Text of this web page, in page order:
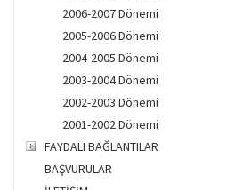
2006-2007 Dönemi
2005-2006 Dönemi
2004-2005 Dönemi
2003-2004 Dönemi
2002-2003 Dönemi
2001-2002 Dönemi
FAYDALI BAĞLANTILAR
BAŞVURULAR